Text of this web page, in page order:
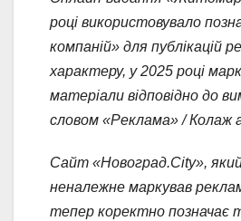
році використовувало
компаній» для публікацій
характеру, у 2025 році
матеріали відповідно до
словом «Реклама» / Колаж
Сайт «Новоград.City»,
неналежне маркував
тепер коректно позначає